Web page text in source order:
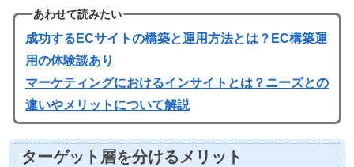
あわせて読みたい
成功するECサイトの構築と運用方法とは？EC構築運
用の体験談あり
マーケティングにおけるインサイトとは？ニーズとの
違いやメリットについて解説
ターゲット層を分けるメリット